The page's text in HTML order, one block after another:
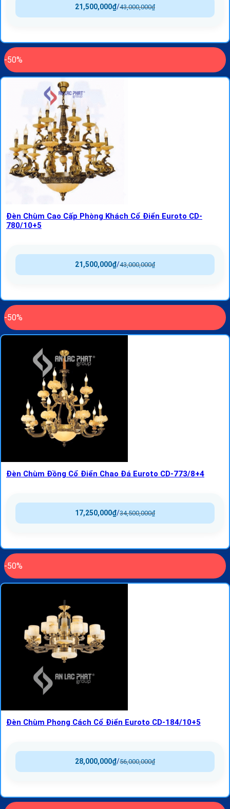
43,000,000₫
/
21,500,000₫
-50%
Đèn Chùm Cao Cấp Phòng Khách Cổ Điển Euroto CD-
780/10+5
43,000,000₫
/
21,500,000₫
-50%
Đèn Chùm Đồng Cổ Điển Chao Đá Euroto CD-773/8+4
34,500,000₫
/
17,250,000₫
-50%
Đèn Chùm Phong Cách Cổ Điển Euroto CD-184/10+5
56,000,000₫
/
28,000,000₫